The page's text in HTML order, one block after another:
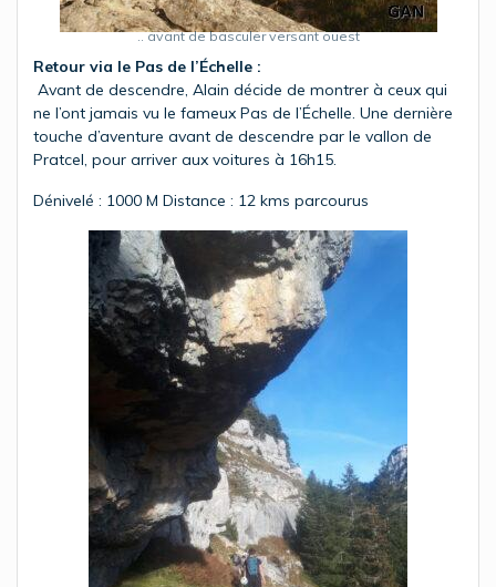
.. avant de basculer versant ouest
Retour via le Pas de l’Échelle :
Avant de descendre, Alain décide de montrer à ceux qui
ne l’ont jamais vu le fameux Pas de l’Échelle. Une dernière
touche d’aventure avant de descendre par le vallon de
Pratcel, pour arriver aux voitures à 16h15.
Dénivelé : 1000 M Distance : 12 kms parcourus